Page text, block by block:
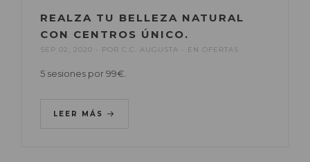
REALZA TU BELLEZA NATURAL
CON CENTROS ÚNICO.
SEP 02, 2020 POR C.C. AUGUSTA EN OFERTAS
5 sesiones por 99€.
LEER MÁS